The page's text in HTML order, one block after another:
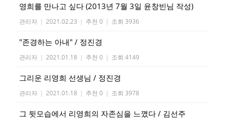
영희를 만나고 싶다 (2013년 7월 3일 윤창빈님 작성)
관리자 | 2021.02.23 | 추천 0 | 조회 3936
"존경하는 아내" / 정진경
관리자 | 2021.01.18 | 추천 0 | 조회 4149
그리운 리영희 선생님 / 정진경
관리자 | 2021.01.18 | 추천 0 | 조회 3978
그 뒷모습에서 리영희의 자존심을 느꼈다 / 김선주